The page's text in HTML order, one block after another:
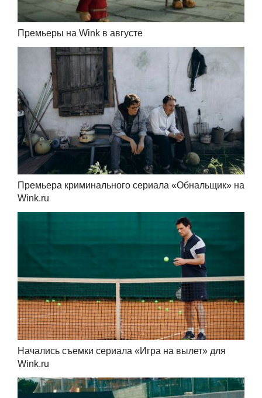
Премьеры на Wink в августе
Премьера криминального сериала «Обнальщик» на
Wink.ru
Начались съемки сериала «Игра на вылет» для
Wink.ru